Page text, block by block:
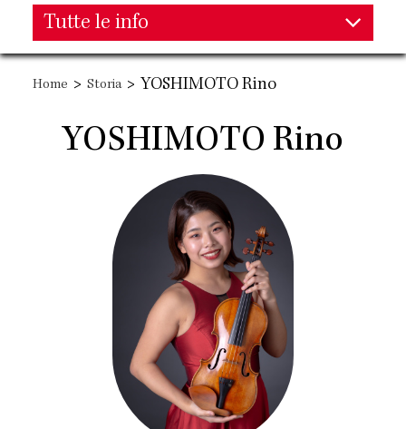
Main
navigation
Tutte le info
Main
navigation
Home > Storia > YOSHIMOTO Rino
YOSHIMOTO Rino